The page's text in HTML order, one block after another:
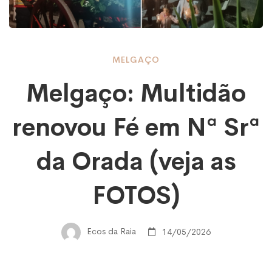
Melgaço:
Multidão
renovou
MELGAÇO
Melgaço: Multidão
renovou Fé em Nª Srª
da Orada (veja as
FOTOS)
Ecos da Raia 14/05/2026